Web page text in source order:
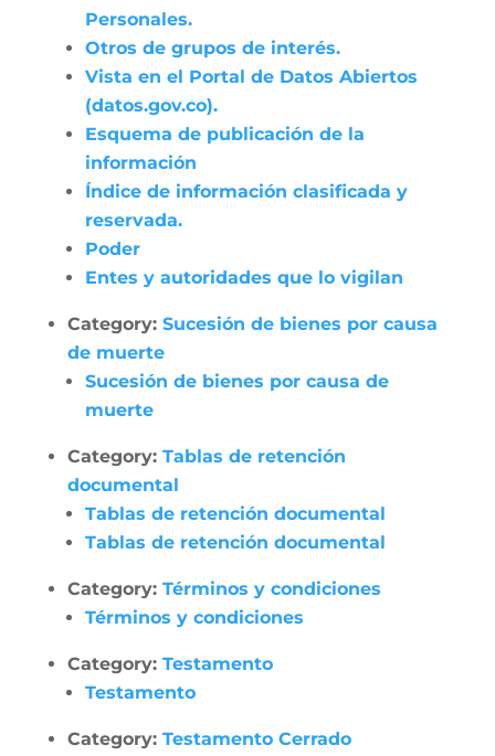
Personales.
Otros de grupos de interés.
Vista en el Portal de Datos Abiertos
(datos.gov.co).
Esquema de publicación de la
información
Índice de información clasificada y
reservada.
Poder
Entes y autoridades que lo vigilan
Category: Sucesión de bienes por causa
de muerte
Sucesión de bienes por causa de
muerte
Category: Tablas de retención
documental
Tablas de retención documental
Tablas de retención documental
Category: Términos y condiciones
Términos y condiciones
Category: Testamento
Testamento
Category: Testamento Cerrado